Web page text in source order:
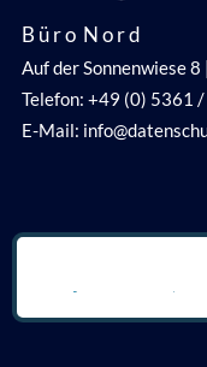
B ü r o N o r d
Auf der Sonnenwiese
Telefon: +49 (0) 5361
E-Mail: